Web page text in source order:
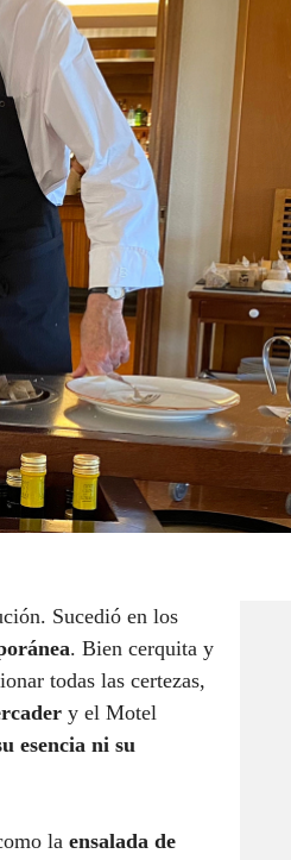
Sucedió en los
. Bien cerquita y
todas las certezas,
y el Motel
esencia ni su
la ensalada de